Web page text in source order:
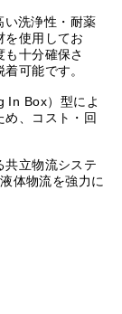
洗浄性・耐薬
を使用してお
十分確保さ
可能です。
In Box）型によ
め、コスト・回
共立物流システ
体物流を強力に